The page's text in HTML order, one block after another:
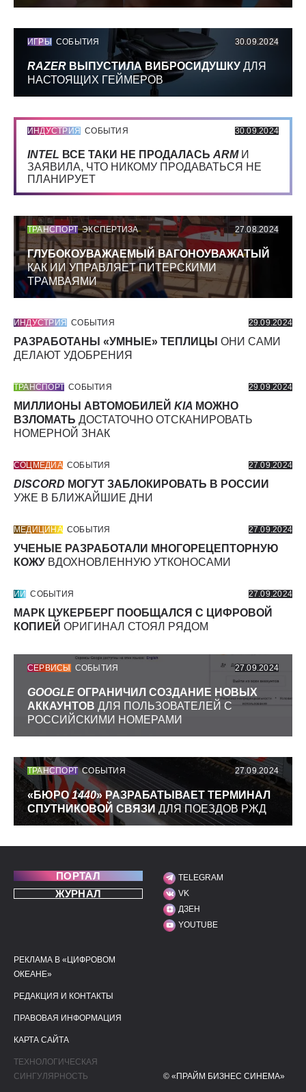
ИГРЫ СОБЫТИЯ 30.09.2024
RAZER ВЫПУСТИЛА ВИБРОСИДУШКУ ДЛЯ
НАСТОЯЩИХ ГЕЙМЕРОВ
ИНДУСТРИЯ СОБЫТИЯ 30.09.2024
INTEL ВСЕ ТАКИ НЕ ПРОДАЛАСЬ ARMИ
ЗАЯВИЛА, ЧТО НИКОМУ ПРОДАВАТЬСЯ НЕ
ПЛАНИРУЕТ
ТРАНСПОРТ ЭКСПЕРТИЗА 27.08.2024
ГЛУБОКОУВАЖАЕМЫЙ ВАГОНОУВАЖАТЫЙ
КАК ИИ УПРАВЛЯЕТ ПИТЕРСКИМИ
ТРАМВАЯМИ
ИНДУСТРИЯ СОБЫТИЯ 29.09.2024
РАЗРАБОТАНЫ «УМНЫЕ» ТЕПЛИЦЫ ОНИ САМИ
ДЕЛАЮТ УДОБРЕНИЯ
ТРАНСПОРТ СОБЫТИЯ 29.09.2024
МИЛЛИОНЫ АВТОМОБИЛЕЙ KIA МОЖНО
ВЗЛОМАТЬ ДОСТАТОЧНО ОТСКАНИРОВАТЬ
НОМЕРНОЙ ЗНАК
СОЦМЕДИА СОБЫТИЯ 27.09.2024
DISCORD МОГУТ ЗАБЛОКИРОВАТЬ В РОССИИ
УЖЕ В БЛИЖАЙШИЕ ДНИ
МЕДИЦИНА СОБЫТИЯ 27.09.2024
УЧЕНЫЕ РАЗРАБОТАЛИ МНОГОРЕЦЕПТОРНУЮ
КОЖУ ВДОХНОВЛЕННУЮ УТКОНОСАМИ
ИИ СОБЫТИЯ 27.09.2024
МАРК ЦУКЕРБЕРГ ПООБЩАЛСЯ С ЦИФРОВОЙ
КОПИЕЙ ОРИГИНАЛ СТОЯЛ РЯДОМ
СЕРВИСЫ СОБЫТИЯ 27.09.2024
GOOGLE ОГРАНИЧИЛ СОЗДАНИЕ НОВЫХ
АККАУНТОВ ДЛЯ ПОЛЬЗОВАТЕЛЕЙ С
РОССИЙСКИМИ НОМЕРАМИ
ТРАНСПОРТ СОБЫТИЯ 27.09.2024
«БЮРО1440» РАЗРАБАТЫВАЕТ ТЕРМИНАЛ
СПУТНИКОВОЙ СВЯЗИ ДЛЯ ПОЕЗДОВ РЖД
ПОРТАЛ
ЖУРНАЛ
МЫ В СОЦИАЛЬНЫХ
TELEGRAM
VK
ДЗЕН
YOUTUBE
ПОЛЕЗНЫЕ ССЫЛКИ
РЕКЛАМА В «ЦИФРОВОМ
ОКЕАНЕ»
РЕДАКЦИЯ И КОНТАКТЫ
ПРАВОВАЯ ИНФОРМАЦИЯ
КАРТА САЙТА
ТЕХНОЛОГИЧЕСКАЯ
СИНГУЛЯРНОСТЬ
© «ПРАЙМ БИЗНЕС СИНЕМА»